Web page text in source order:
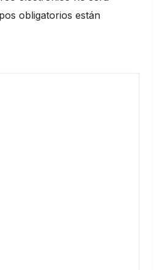
obligatorios están